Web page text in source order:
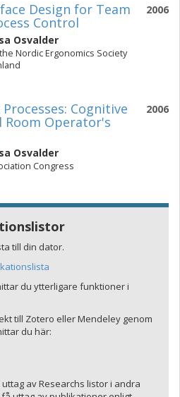
2006
Design for Team
Control
Osvalder
Nordic Ergonomics Society
2006
Cognitive
Operator's
Osvalder
Congress
till din dator.
du ytterligare funktioner i
till Zotero eller Mendeley genom
du här:
av Researchs listor i andra